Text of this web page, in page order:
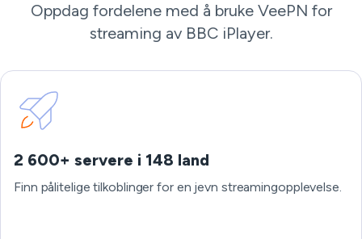
Oppdag fordelene med å bruke VeePN for
streaming av BBC iPlayer.
2 600+ servere i 148 land
Finn pålitelige tilkoblinger for en jevn streamingopplevelse.